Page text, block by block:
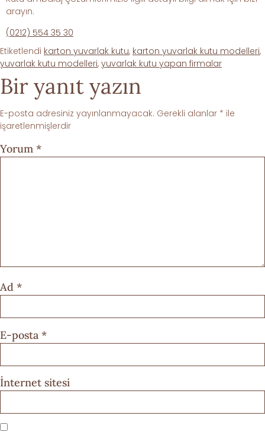
arayın.
(0212) 554 35 30
Etiketlendi karton yuvarlak kutu, karton yuvarlak kutu modelleri,
yuvarlak kutu modelleri, yuvarlak kutu yapan firmalar
Bir yanıt yazın
E-posta adresiniz yayınlanmayacak. Gerekli alanlar * ile
işaretlenmişlerdir
Yorum *
Ad *
E-posta *
İnternet sitesi